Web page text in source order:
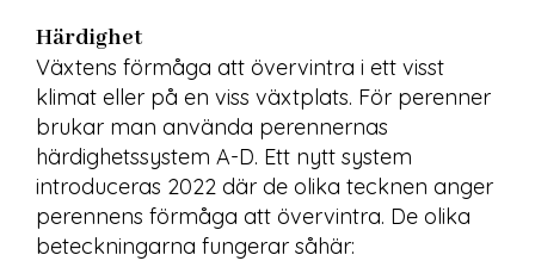
Härdighet
Växtens förmåga att övervintra i ett visst
klimat eller på en viss växtplats. För perenner
brukar man använda perennernas
härdighetssystem A-D. Ett nytt system
introduceras 2022 där de olika tecknen anger
perennens förmåga att övervintra. De olika
beteckningarna fungerar såhär: